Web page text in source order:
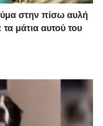
στην πίσω αυλή
μάτια αυτού του